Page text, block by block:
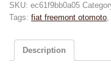
SKU: ec61f9bb0a05
Tags: fiat freemont otomoto,
Description